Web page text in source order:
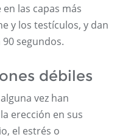
las capas más
y los testículos, y dan
segundos.
débiles
vez han
erección en sus
el estrés o